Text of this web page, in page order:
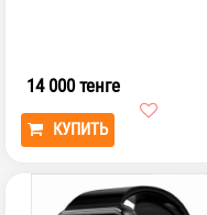
14 000 тенге
КУПИТЬ